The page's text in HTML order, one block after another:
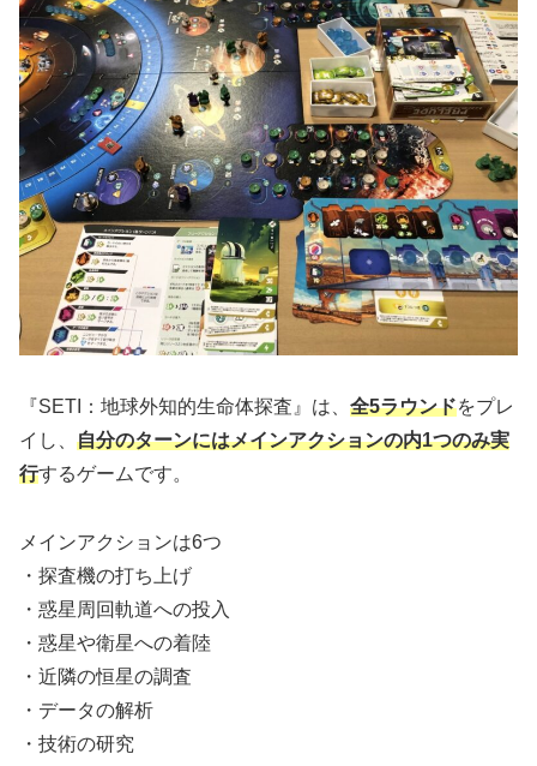
『SETI：地球外知的生命体探査』は、 全5ラウンドをプレ
イし、 自分のターンにはメインアクションの内1つのみ実
行するゲームです。
メインアクションは6つ
・探査機の打ち上げ
・惑星周回軌道への投入
・惑星や衛星への着陸
・近隣の恒星の調査
・データの解析
・技術の研究